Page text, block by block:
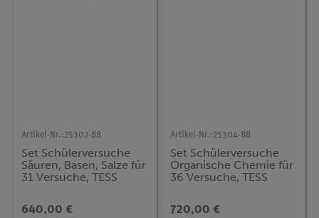
Artikel-Nr.:25302-88
Set Schülerversuche
Säuren, Basen, Salze für
31 Versuche, TESS
640,00 €
Artikel-Nr.:25304-88
Set Schülerversuche
Organische Chemie für
36 Versuche, TESS
720,00 €